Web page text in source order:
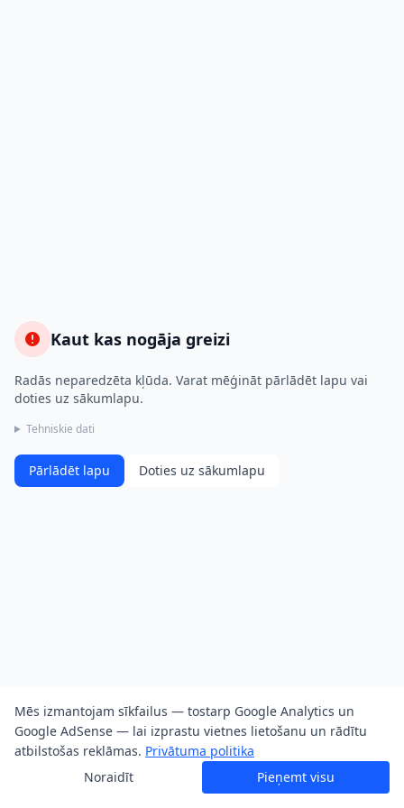
Kaut kas nogāja greizi
Radās neparedzēta kļūda. Varat mēģināt pārlādēt lapu vai
doties uz sākumlapu.
Tehniskie dati
Pārlādēt lapu Doties uz sākumlapu
Mēs izmantojam sīkfailus — tostarp Google Analytics un
Google AdSense — lai izprastu vietnes lietošanu un rādītu
atbilstošas reklāmas. Privātuma politika
Noraidīt
Pieņemt visu